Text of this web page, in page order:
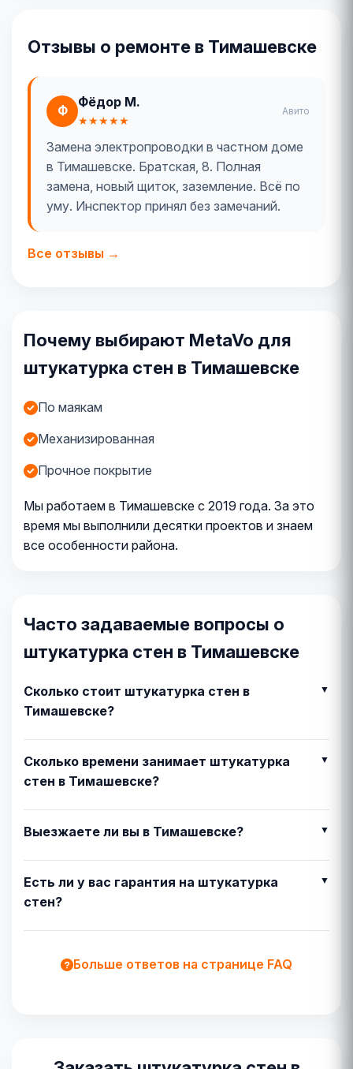
Отзывы о ремонте в Тимашевске
Ф
Фёдор М.
★★★★★
Авито
Замена электропроводки в частном доме
в Тимашевске. Братская, 8. Полная
замена, новый щиток, заземление. Всё по
уму. Инспектор принял без замечаний.
Все отзывы →
Почему выбирают MetaVo для
штукатурка стен в Тимашевске
По маякам
Механизированная
Прочное покрытие
Мы работаем в Тимашевске с 2019 года. За это
время мы выполнили десятки проектов и знаем
все особенности района.
Часто задаваемые вопросы о
штукатурка стен в Тимашевске
Сколько стоит штукатурка стен в
Тимашевске?
Сколько времени занимает штукатурка
стен в Тимашевске?
Выезжаете ли вы в Тимашевске?
Есть ли у вас гарантия на штукатурка
стен?
Больше ответов на странице FAQ